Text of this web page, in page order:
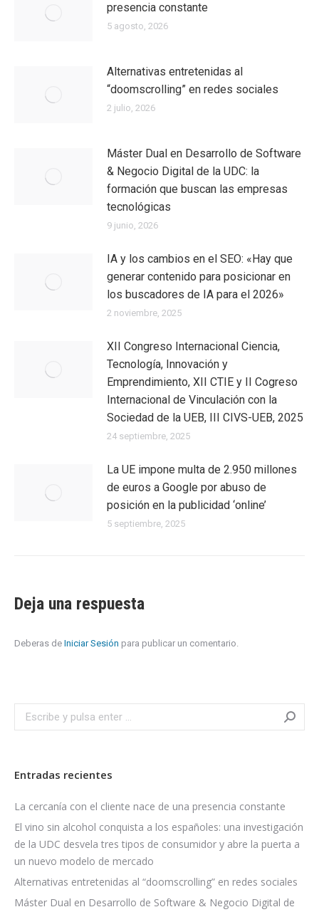
presencia constante
5 agosto, 2026
Alternativas entretenidas al
“doomscrolling” en redes sociales
2 julio, 2026
Máster Dual en Desarrollo de Software
& Negocio Digital de la UDC: la
formación que buscan las empresas
tecnológicas
9 junio, 2026
IA y los cambios en el SEO: «Hay que
generar contenido para posicionar en
los buscadores de IA para el 2026»
2 noviembre, 2025
XII Congreso Internacional Ciencia,
Tecnología, Innovación y
Emprendimiento, XII CTIE y II Cogreso
Internacional de Vinculación con la
Sociedad de la UEB, III CIVS-UEB, 2025
24 septiembre, 2025
La UE impone multa de 2.950 millones
de euros a Google por abuso de
posición en la publicidad ‘online’
5 septiembre, 2025
Deja una respuesta
Deberas de Iniciar Sesión para publicar un comentario.
Search:
Entradas recientes
La cercanía con el cliente nace de una presencia constante
El vino sin alcohol conquista a los españoles: una investigación
de la UDC desvela tres tipos de consumidor y abre la puerta a
un nuevo modelo de mercado
Alternativas entretenidas al “doomscrolling” en redes sociales
Máster Dual en Desarrollo de Software & Negocio Digital de